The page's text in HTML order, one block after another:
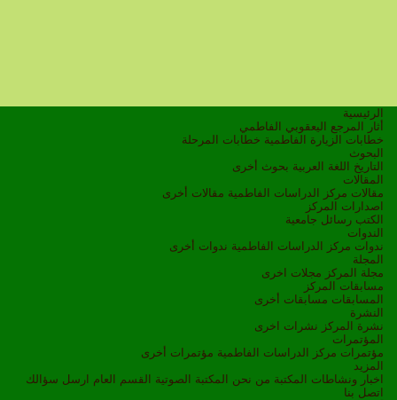
الرئيسية
أثار المرجع اليعقوبي الفاطمي
خطابات الزيارة الفاطمية خطابات المرحلة
البحوث
التاريخ
اللغة العربية بحوث أخرى
المقالات
مقالات مركز الدراسات الفاطمية مقالات أخرى
اصدارات المركز
الكتب رسائل جامعية
الندوات
ندوات مركز الدراسات الفاطمية ندوات أخرى
المجلة
مجلة المركز مجلات اخرى
مسابقات المركز
المسابقات مسابقات أخرى
النشرة
نشرة المركز نشرات اخرى
المؤتمرات
مؤتمرات مركز الدراسات الفاطمية مؤتمرات أخرى
المزيد
اخبار ونشاطات
المكتبة من نحن المكتبة الصوتية القسم العام ارسل سؤالك
اتصل بنا